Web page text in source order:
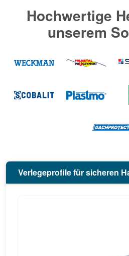
Hochwertige
unserem
Verlegeprofile für sicheren